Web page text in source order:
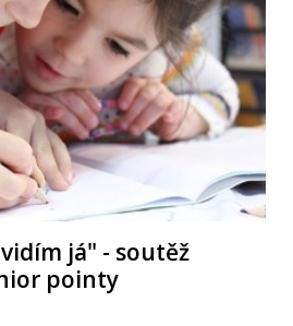
já" - soutěž
pointy